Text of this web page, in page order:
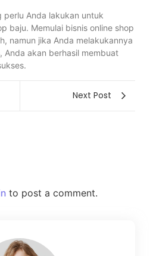
Anda lakukan untuk
baju. Memulai bisnis online shop
namun jika Anda melakukannya
Anda akan berhasil membuat
Next Post
to post a comment.